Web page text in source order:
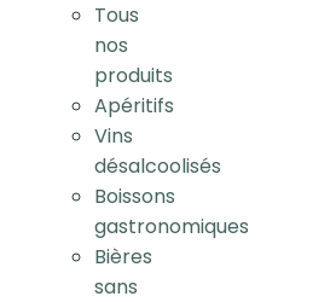
Tous
nos
produits
Apéritifs
Vins
désalcoolisés
Boissons
gastronomiques
Bières
sans